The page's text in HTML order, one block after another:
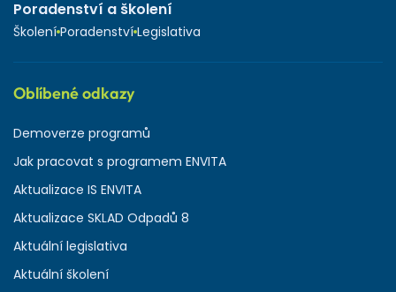
Poradenství a školení
Školení Poradenství Legislativa
Oblíbené odkazy
Demoverze programů
Jak pracovat s programem ENVITA
Aktualizace IS ENVITA
Aktualizace SKLAD Odpadů 8
Aktuální legislativa
Aktuální školení